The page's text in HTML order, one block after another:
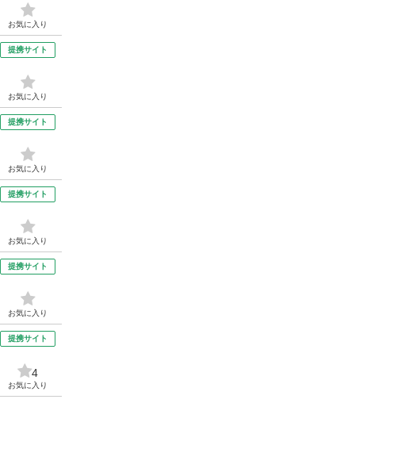
お気に入り
提携サイト
お気に入り
提携サイト
お気に入り
提携サイト
お気に入り
提携サイト
お気に入り
提携サイト
4
お気に入り